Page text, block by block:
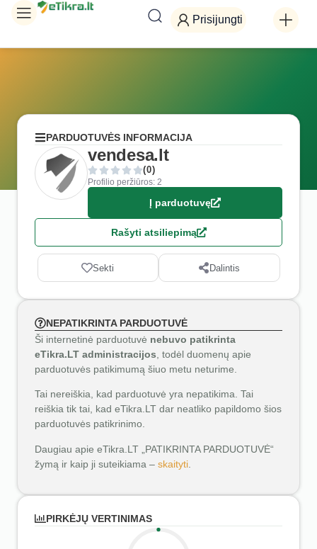
Prisijungti
PARDUOTUVĖS INFORMACIJA
vendesa.lt
(0)
Profilio peržiūros: 2
Į parduotuvę
Rašyti atsiliepimą
Sekti Dalintis
NEPATIKRINTA PARDUOTUVĖ
Ši internetinė parduotuvė nebuvo patikrinta
eTikra.LT administracijos , todėl duomenų apie
parduotuvės patikimumą šiuo metu neturime.
Tai nereiškia, kad parduotuvė yra nepatikima. Tai
reiškia tik tai, kad eTikra.LT dar neatliko papildomo šios
parduotuvės patikrinimo.
Daugiau apie eTikra.LT „PATIKRINTA PARDUOTUVĖ“
žymą ir kaip ji suteikiama – skaityti
PIRKĖJŲ VERTINIMAS